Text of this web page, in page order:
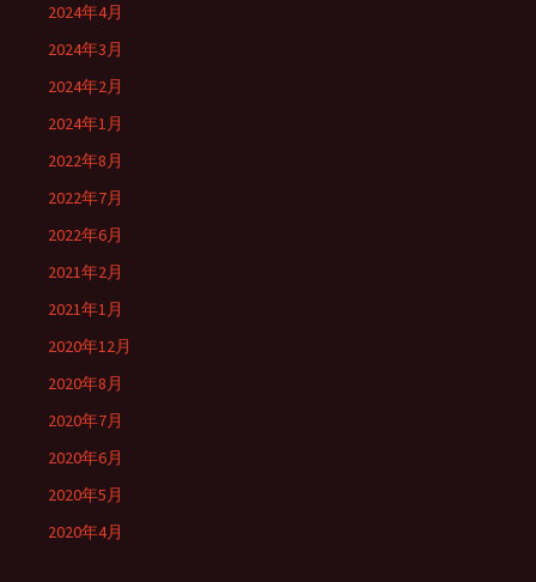
2024年4月
2024年3月
2024年2月
2024年1月
2022年8月
2022年7月
2022年6月
2021年2月
2021年1月
2020年12月
2020年8月
2020年7月
2020年6月
2020年5月
2020年4月